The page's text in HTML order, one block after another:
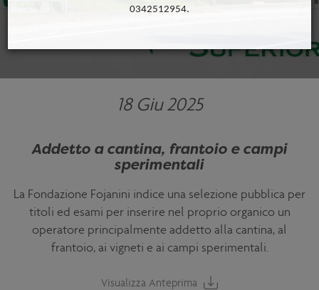
0342512954.
18 Giu 2025
Addetto a cantina, frantoio e campi
sperimentali
La Fondazione Fojanini indice una selezione pubblica per
titoli ed esami per inserire nel proprio organico un
operatore principalmente addetto alla cantina, al
frantoio, ai vigneti e ai campi sperimentali.
Visualizza Anteprima